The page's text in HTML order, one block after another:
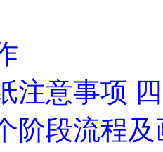
注意事项
阶段流程